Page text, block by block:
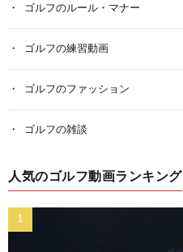
ゴルフのルール・マナー
ゴルフの練習動画
ゴルフのファッション
ゴルフの雑談
人気のゴルフ動画ランキング